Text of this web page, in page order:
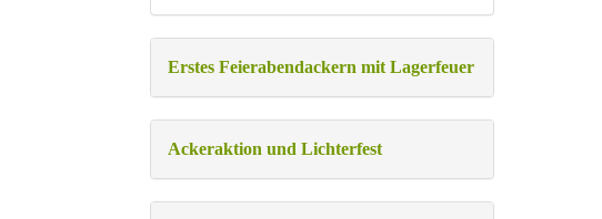
Erstes Feierabendackern mit Lagerfeuer
Ackeraktion und Lichterfest